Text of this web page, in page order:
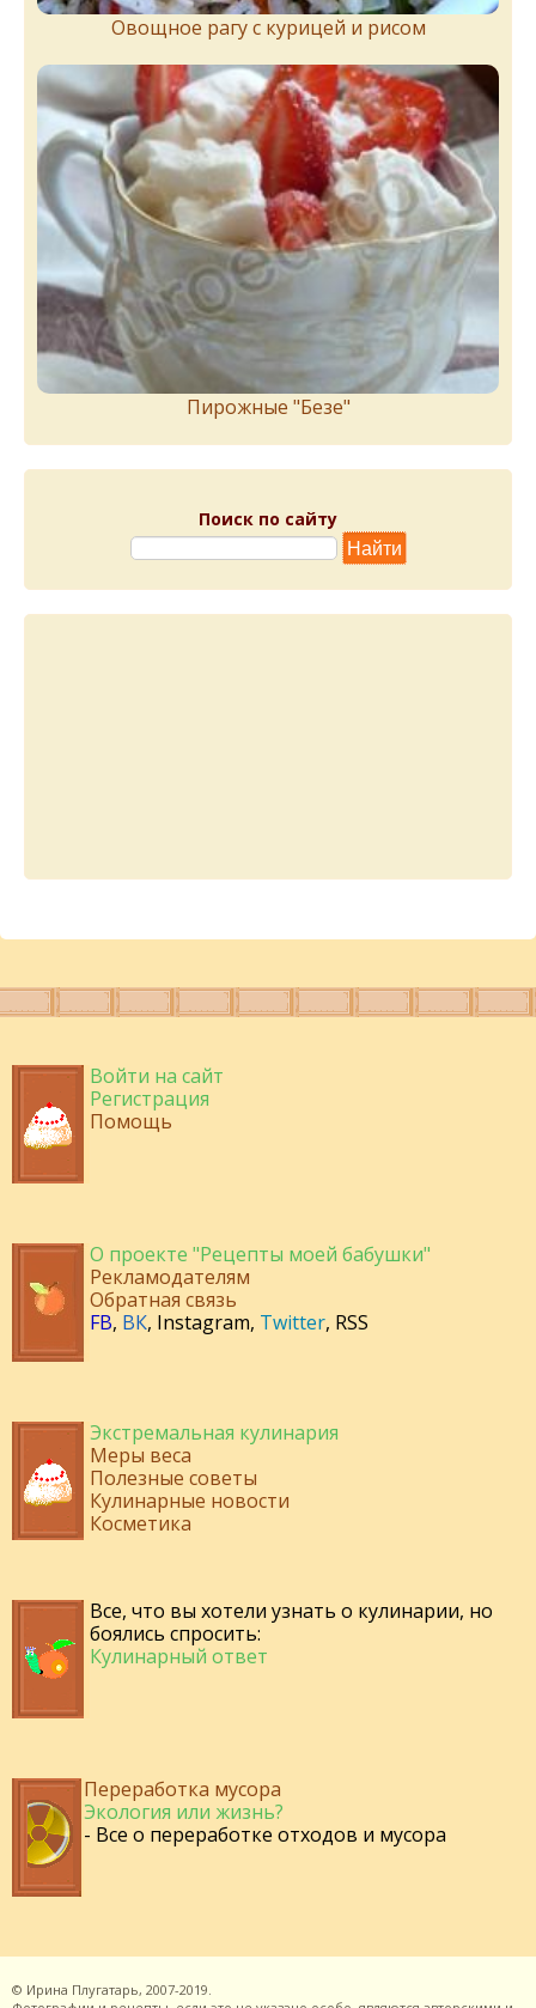
Овощное рагу с курицей и рисом
Пирожныe "Бeзe"
Поиск по сайту
Войти на сайт
Регистрация
Помощь
О проекте "Рецепты моей бабушки"
Рекламодателям
Обратная связь
FB, ВК, Instagram, Twitter, RSS
Экстремальная кулинария
Меры веса
Полезные советы
Кулинарные новости
Косметика
Все, что вы хотели узнать о кулинарии, но
боялись спросить:
Кулинарный ответ
Переработка мусора
Экология или жизнь?
- Все о переработке отходов и мусора
© Ирина Плугатарь, 2007-2019.